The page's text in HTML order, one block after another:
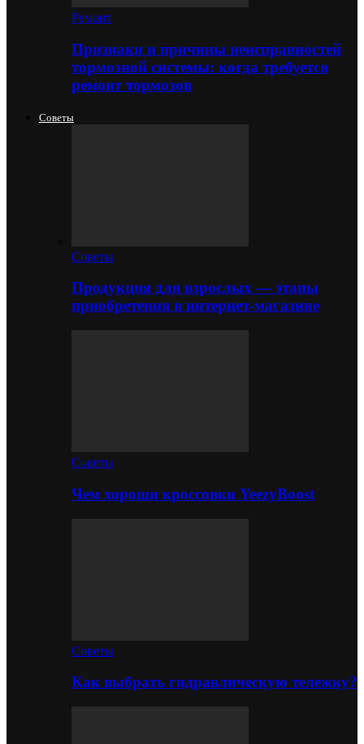
Ремонт
Признаки и причины неисправностей
тормозной системы: когда требуется
ремонт тормозов
Советы
Советы
Продукция для взрослых — этапы
приобретения в интернет-магазине
Советы
Чем хороши кроссовки YeezyBoost
Советы
Как выбрать гидравлическую тележку?